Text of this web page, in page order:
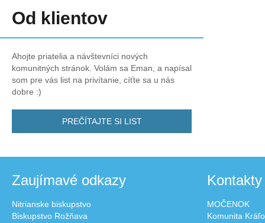
Od klientov
Ahojte priatelia a návštevníci nových
komunitných stránok. Volám sa Eman, a napísal
som pre vás list na privítanie, cíťte sa u nás
dobre :)
PREČÍTAJTE SI LIST
Zaujímavé odkazy
Nitrianske biskupstvo
Biskupstvo Rožňava
Kontakty
MOČENOK
Komunita